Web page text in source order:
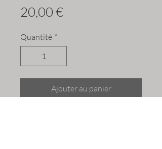
20,00 €Prix
Quantité *
Ajouter au panier